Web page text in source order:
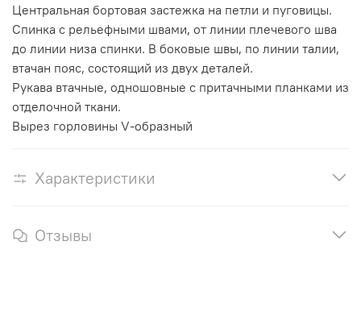
Центральная бортовая застежка на петли и пуговицы.
Спинка с рельефными швами, от линии плечевого шва
до линии низа спинки. В боковые швы, по линии талии,
втачан пояс, состоящий из двух деталей.
Рукава втачные, одношовные с притачными планками из
отделочной ткани.
Вырез горловины V-образный
Характеристики
Отзывы